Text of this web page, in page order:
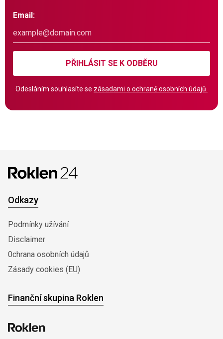
Email:
PŘIHLÁSIT SE K ODBĚRU
Odesláním souhlasíte se zásadami o ochraně osobních údajů.
Odkazy
Podmínky užívání
Disclaimer
0chrana osobních údajů
Zásady cookies (EU)
Finanční skupina Roklen